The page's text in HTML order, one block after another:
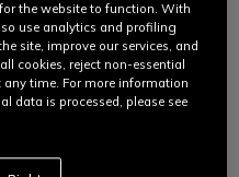
the website to function. With
use analytics and profiling
site, improve our services, and
cookies, reject non-essential
any time. For more information
data is processed, please see